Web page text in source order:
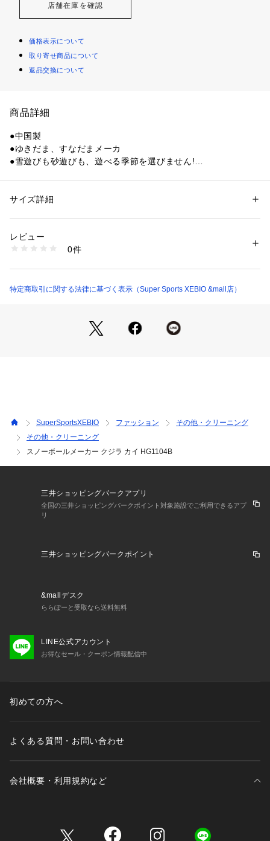
店舗在庫を確認
価格表示について
取り寄せ商品について
返品交換について
商品詳細
●中国製
●ゆきだま、すなだまメーカ
●雪遊びも砂遊びも、遊べる季節を選びません!
【商品の購入にあたっての注意事項】
※ブラウザやお使いのモニター環境により、掲載画像と実際の
商品の色味が若干異なる場合があります。
い。ロイヤルトイズ the royal toys ヴィクトリア ビクトリア
SKI SNOWBOARD スキー用品 スノーボード用品 小物
性別：キッズ・ベビー
ング
1540000388755
サイズ詳細
レビュー
0件
特定商取引に関する法律に基づく表示（Super Sports XEBIO &mall店）
SuperSportsXEBIO ファッション
その他・クリーニング
その他・クリーニング
スノーボールメーカー クジラ カイ HG1104B
三井ショッピングパークアプリ
全国の三井ショッピングパークポイント対象施設でご利用できるアプ
リ
三井ショッピングパークポイント
&mallデスク
ららぽーと受取なら送料無料
LINE公式アカウント
お得なセール・クーポン情報配信中
初めての方へ
よくある質問・お問い合わせ
会社概要・利用規約など